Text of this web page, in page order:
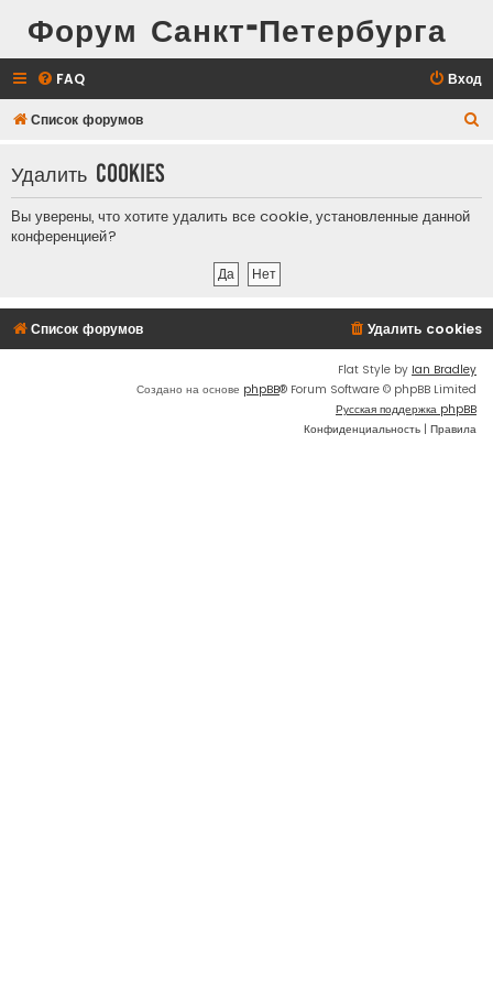
Форум Санкт-Петербурга
FAQ Вход
Список форумов
с
Удалить cookies
Вы уверены, что хотите удалить все cookie, установленные данной
конференцией?
Список форумов Удалить cookies
Flat Style by Ian Bradley
Создано на основе phpBB® Forum Software © phpBB Limited
Русская поддержка phpBB
Конфиденциальность | Правила